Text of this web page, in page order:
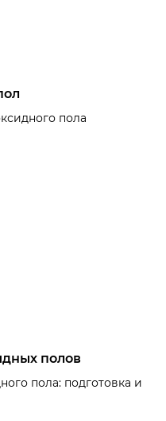
пола
полов
пола: подготовка и